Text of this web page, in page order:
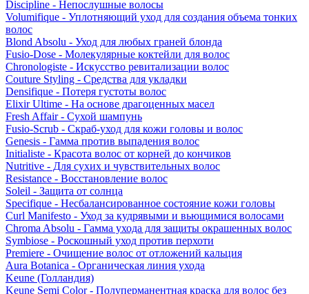
Discipline - Непослушные волосы
Volumifique - Уплотняющий уход для создания объема тонких
волос
Blond Absolu - Уход для любых граней блонда
Fusio-Dose - Молекулярные коктейли для волос
Chronologiste - Искусство ревитализации волос
Couture Styling - Средства для укладки
Densifique - Потеря густоты волос
Elixir Ultime - На основе драгоценных масел
Fresh Affair - Сухой шампунь
Fusio-Scrub - Скраб-уход для кожи головы и волос
Genesis - Гамма против выпадения волос
Initialiste - Красота волос от корней до кончиков
Nutritive - Для сухих и чувствительных волос
Resistance - Восстановление волос
Soleil - Защита от солнца
Specifique - Несбалансированное состояние кожи головы
Curl Manifesto - Уход за кудрявыми и вьющимися волосами
Chroma Absolu - Гамма ухода для защиты окрашенных волос
Symbiose - Роскошный уход против перхоти
Premiere - Очищение волос от отложений кальция
Aura Botanica - Органическая линия ухода
Keune (Голландия)
Keune Semi Color - Полуперманентная краска для волос без